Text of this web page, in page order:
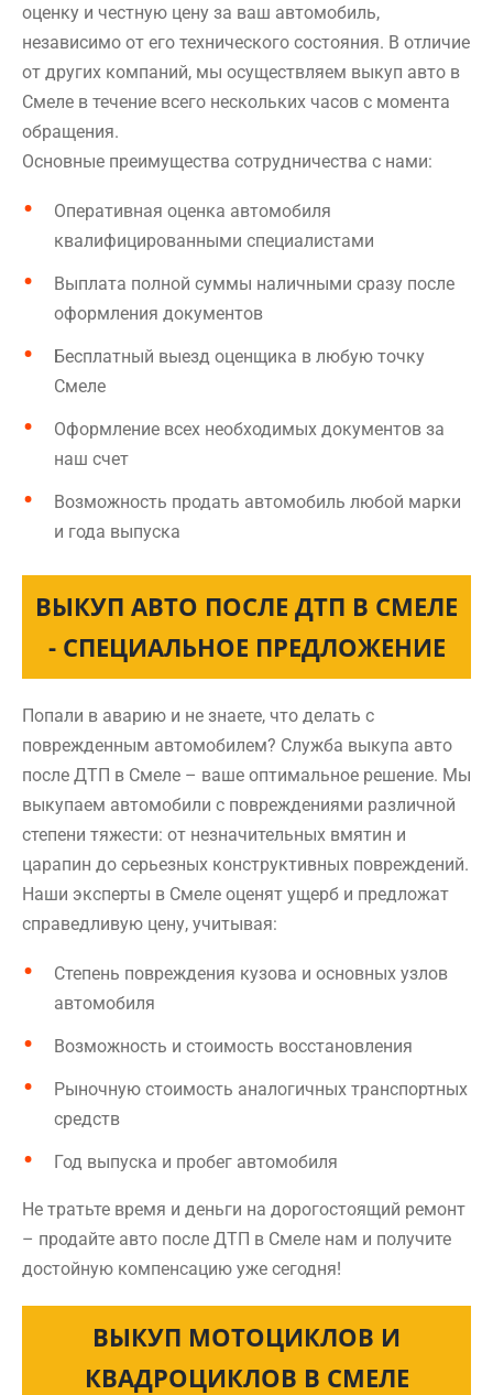
оценку и честную цену за ваш автомобиль,
независимо от его технического состояния. В отличие
от других компаний, мы осуществляем выкуп авто в
Смеле в течение всего нескольких часов с момента
обращения.
Основные преимущества сотрудничества с нами:
Оперативная оценка автомобиля
квалифицированными специалистами
Выплата полной суммы наличными сразу после
оформления документов
Бесплатный выезд оценщика в любую точку
Смеле
Оформление всех необходимых документов за
наш счет
Возможность продать автомобиль любой марки
и года выпуска
ВЫКУП АВТО ПОСЛЕ ДТП В СМЕЛЕ
- СПЕЦИАЛЬНОЕ ПРЕДЛОЖЕНИЕ
Попали в аварию и не знаете, что делать с
поврежденным автомобилем? Служба выкупа авто
после ДТП в Смеле – ваше оптимальное решение. Мы
выкупаем автомобили с повреждениями различной
степени тяжести: от незначительных вмятин и
царапин до серьезных конструктивных повреждений.
Наши эксперты в Смеле оценят ущерб и предложат
справедливую цену, учитывая:
Степень повреждения кузова и основных узлов
автомобиля
Возможность и стоимость восстановления
Рыночную стоимость аналогичных транспортных
средств
Год выпуска и пробег автомобиля
Не тратьте время и деньги на дорогостоящий ремонт
– продайте авто после ДТП в Смеле нам и получите
достойную компенсацию уже сегодня!
ВЫКУП МОТОЦИКЛОВ И
КВАДРОЦИКЛОВ В СМЕЛЕ